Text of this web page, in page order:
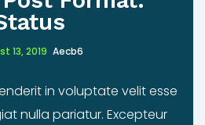
13, 2019 Aecb6
in voluptate velit esse
nulla pariatur. Excepteur